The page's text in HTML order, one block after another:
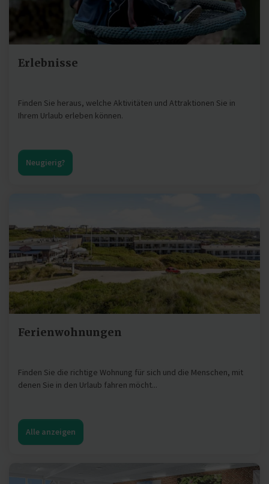
Erlebnisse
Finden Sie heraus, welche Aktivitäten und Attraktionen Sie in
Ihrem Urlaub erleben können.
Neugierig?
Ferienwohnungen
Finden Sie die richtige Wohnung für sich und die Menschen, mit
denen Sie in den Urlaub fahren möcht...
Alle anzeigen